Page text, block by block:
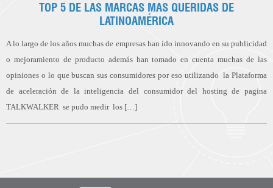
TOP 5 DE LAS MARCAS MAS QUERIDAS DE
LATINOAMÉRICA
A lo largo de los años muchas de empresas han ido innovando en su publicidad
o mejoramiento de producto además han tomado en cuenta muchas de las
opiniones o lo que buscan sus consumidores por eso utilizando la Plataforma
de aceleración de la inteligencia del consumidor del hosting de pagina
TALKWALKER se pudo medir los […]